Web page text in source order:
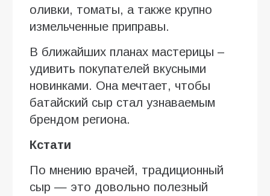
оливки, томаты, а также крупно
измельченные приправы.
В ближайших планах мастерицы –
удивить покупателей вкусными
новинками. Она мечтает, чтобы
батайский сыр стал узнаваемым
брендом региона.
Кстати
По мнению врачей, традиционный
сыр — это довольно полезный